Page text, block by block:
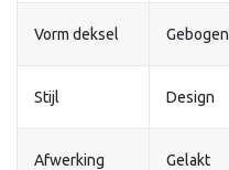
Vorm deksel Gebogen
Stijl Design
Afwerking Gelakt